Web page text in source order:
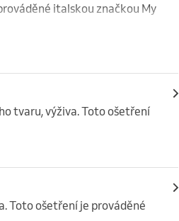
italskou značkou My
tvaru, výživa. Toto ošetření
Toto ošetření je prováděné